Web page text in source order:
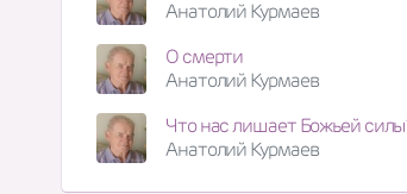
Анатолий Курмаев
О смерти
Анатолий Курмаев
Что нас лишает Божьей
Анатолий Курмаев